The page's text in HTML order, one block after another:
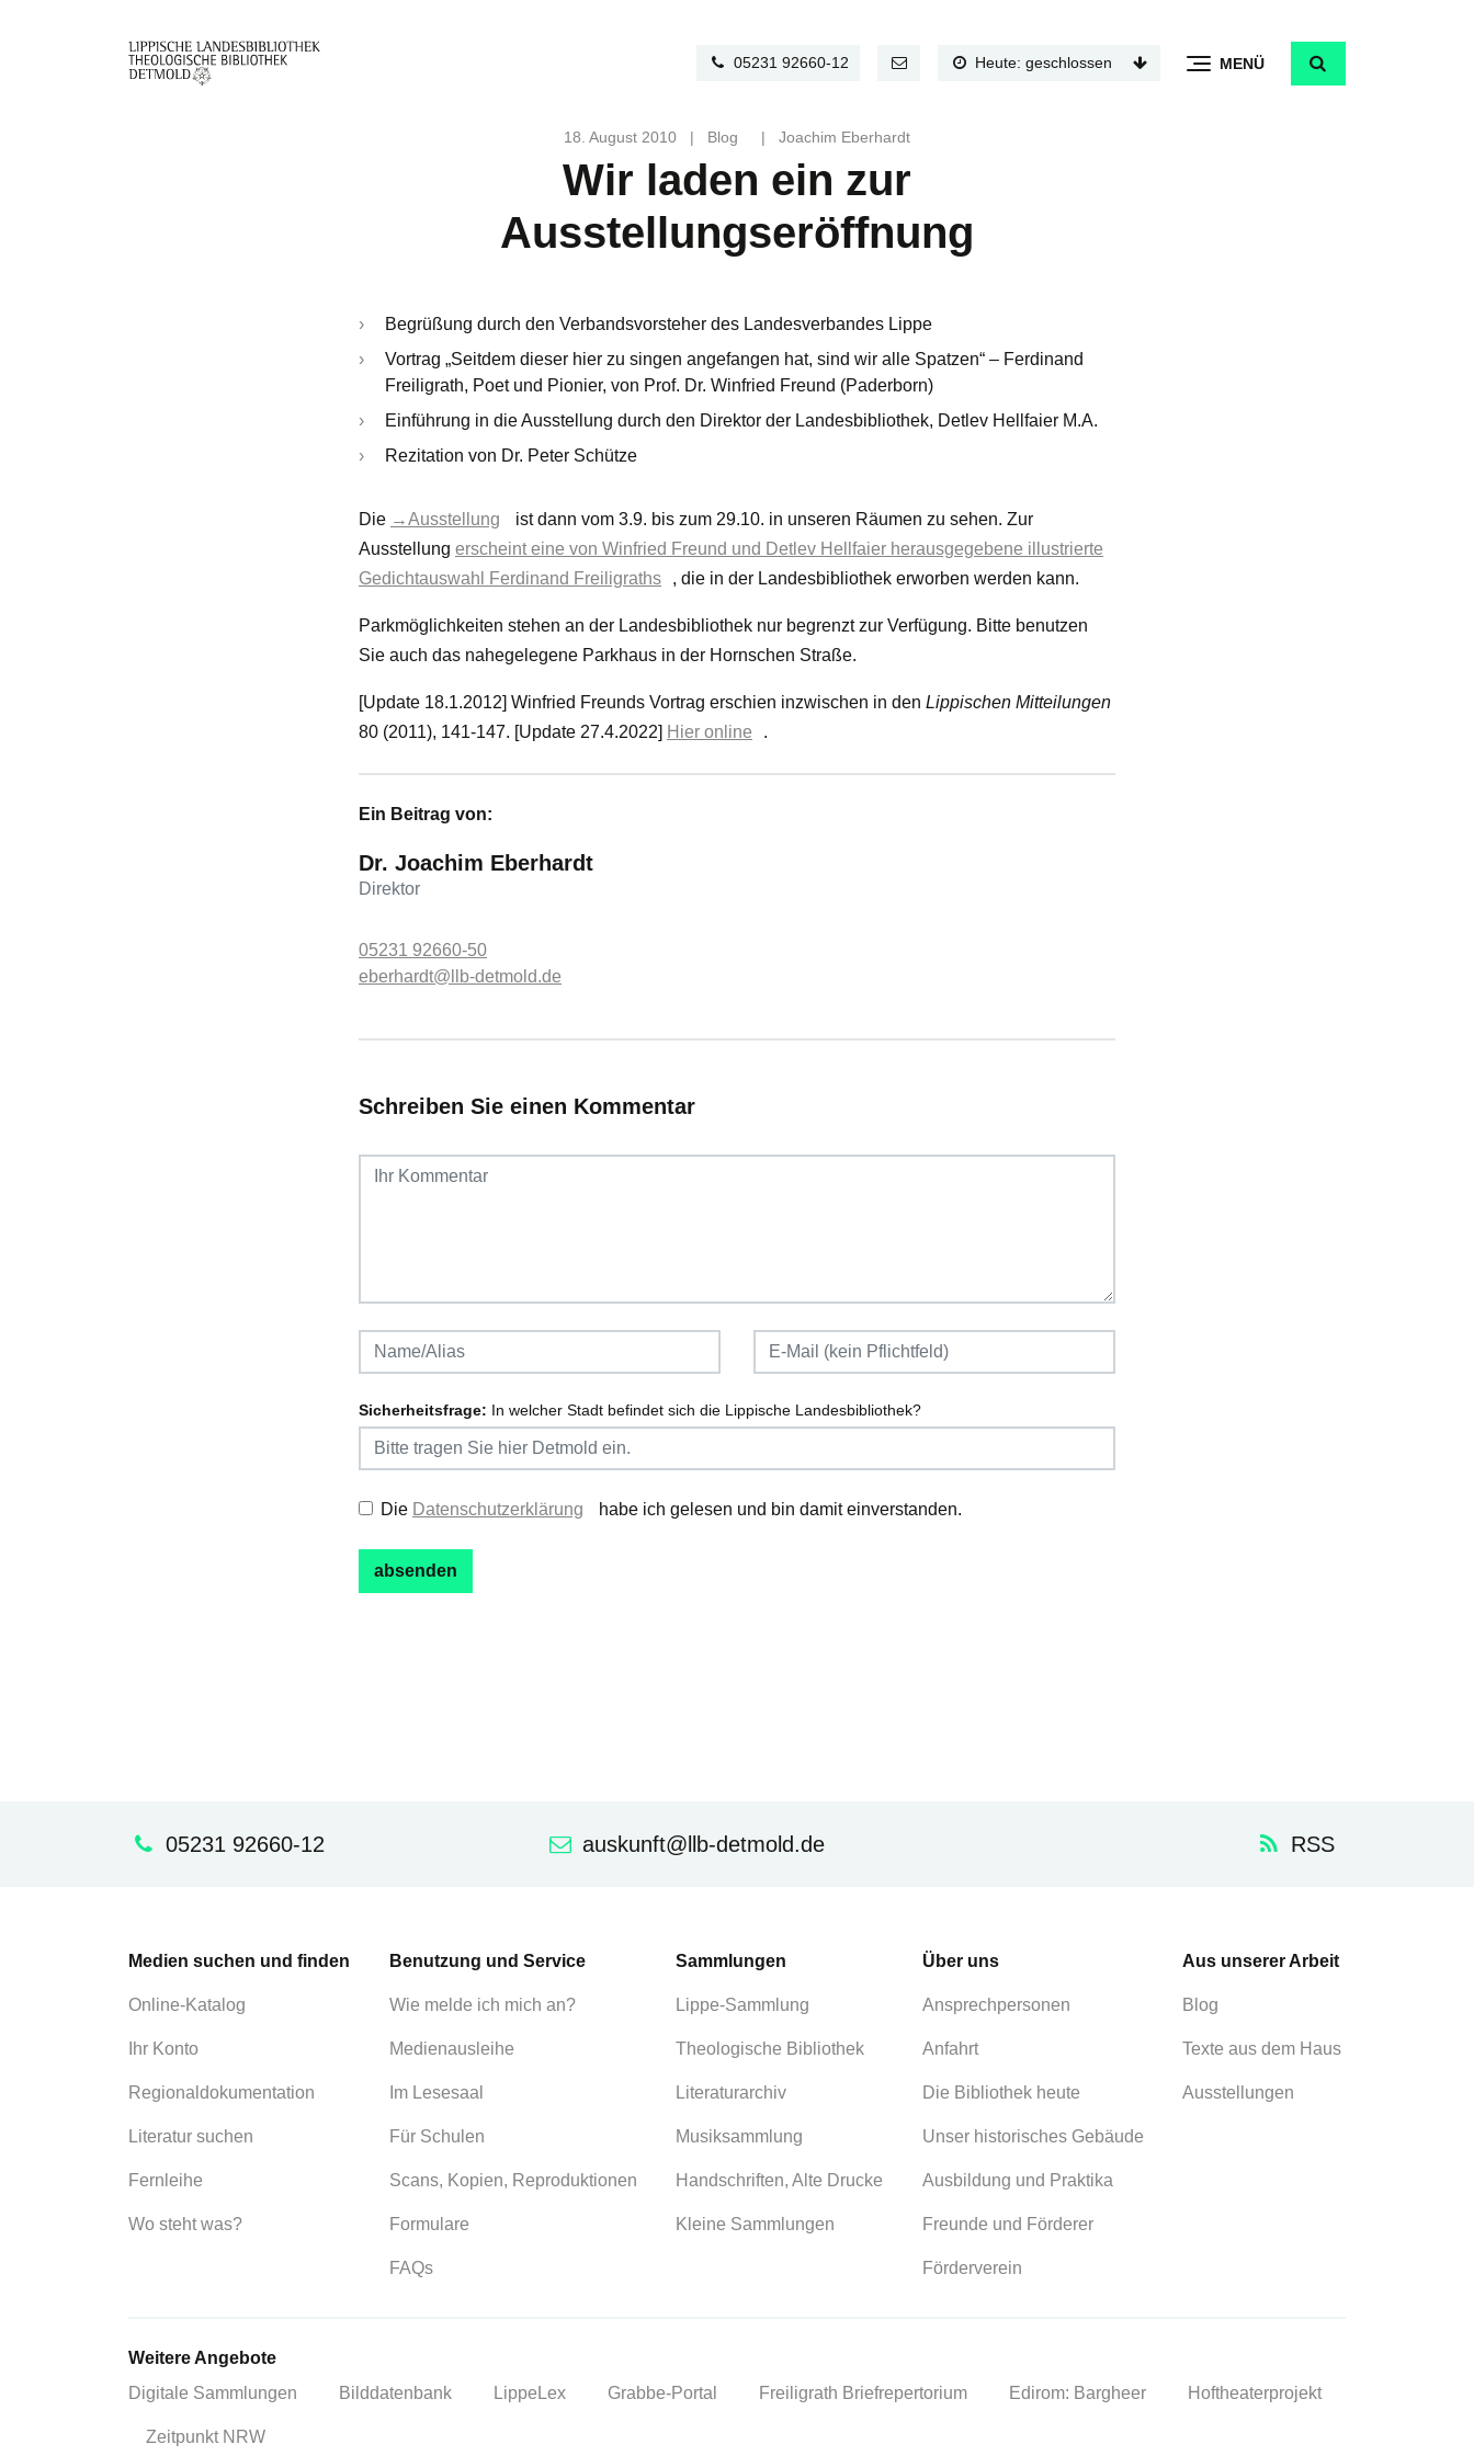
05231 92660-12 Heute: geschlossen MENÜ
18. August 2010 | Blog | Joachim Eberhardt
Wir laden ein zur
Ausstellungseröffnung
Begrüßung durch den Verbandsvorsteher des Landesverbandes Lippe
Vortrag „Seitdem dieser hier zu singen angefangen hat, sind wir alle Spatzen“ – Ferdinand
Freiligrath, Poet und Pionier, von Prof. Dr. Winfried Freund (Paderborn)
Einführung in die Ausstellung durch den Direktor der Landesbibliothek, Detlev Hellfaier M.A.
Rezitation von Dr. Peter Schütze
Die →Ausstellung
ist dann vom 3.9. bis zum 29.10. in unseren Räumen zu sehen. Zur
Ausstellung erscheint eine von Winfried Freund und Detlev Hellfaier herausgegebene illustrierte
Gedichtauswahl Ferdinand Freiligraths
, die in der Landesbibliothek erworben werden kann.
Parkmöglichkeiten stehen an der Landesbibliothek nur begrenzt zur Verfügung. Bitte benutzen
Sie auch das nahegelegene Parkhaus in der Hornschen Straße.
[Update 18.1.2012] Winfried Freunds Vortrag erschien inzwischen in den Lippischen Mitteilungen
80 (2011), 141-147. [Update 27.4.2022] Hier online .
Ein Beitrag von:
Dr. Joachim Eberhardt
Direktor
05231 92660-50
eberhardt@llb-detmold.de
Schreiben Sie einen Kommentar
Sicherheitsfrage: In welcher Stadt befindet sich die Lippische Landesbibliothek?
Die Datenschutzerklärung habe ich gelesen und bin damit einverstanden.
05231 92660-12 auskunft@llb-detmold.de RSS
Medien suchen und finden
Online-Katalog
Ihr Konto
Regionaldokumentation
Literatur suchen
Fernleihe
Wo steht was?
Benutzung und Service
Wie melde ich mich an?
Medienausleihe
Im Lesesaal
Für Schulen
Scans, Kopien, Reproduktionen
Formulare
FAQs
Sammlungen
Lippe-Sammlung
Theologische Bibliothek
Literaturarchiv
Musiksammlung
Handschriften, Alte Drucke
Kleine Sammlungen
Über uns
Ansprechpersonen
Anfahrt
Die Bibliothek heute
Unser historisches Gebäude
Ausbildung und Praktika
Freunde und Förderer
Förderverein
Aus unserer Arbeit
Blog
Texte aus dem Haus
Ausstellungen
Weitere Angebote
Digitale Sammlungen
Bilddatenbank LippeLex Grabbe-Portal Freiligrath Briefrepertorium Edirom: Bargheer Hoftheaterprojekt
Zeitpunkt NRW